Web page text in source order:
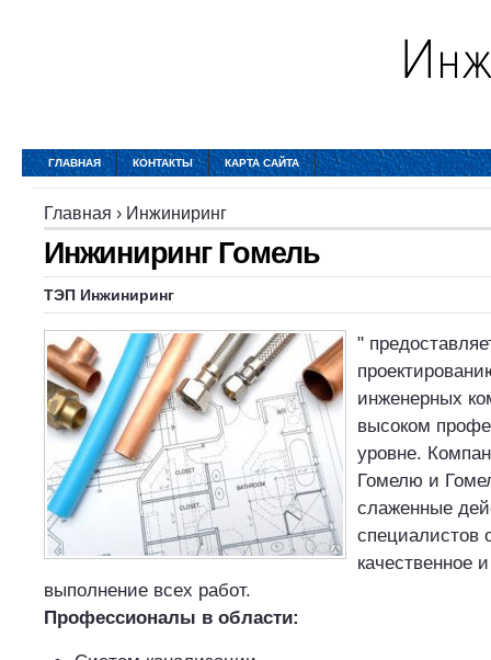
ГЛАВНАЯ КОНТАКТЫ КАРТА САЙТА
Главная › Инжиниринг
Инжиниринг Гомель
ТЭП Инжиниринг
"
инженерных
высоком
уровне.
Гомелю и
слаженные
специалистов
качественное
выполнение всех работ.
Профессионалы в области: